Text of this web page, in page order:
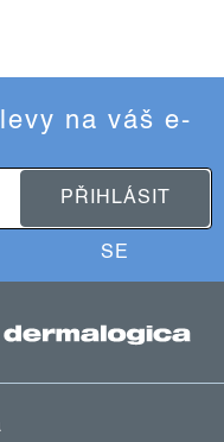
na váš e-
PŘIHLÁSIT
SE